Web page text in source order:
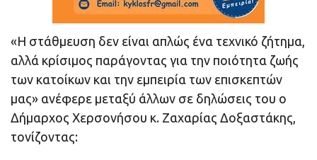
«Η στάθμευση δεν είναι απλώς ένα τεχνικό ζήτημα,
αλλά κρίσιμος παράγοντας για την ποιότητα ζωής
των κατοίκων και την εμπειρία των επισκεπτών
μας» ανέφερε μεταξύ άλλων σε δηλώσεις του ο
Δήμαρχος Χερσονήσου κ. Ζαχαρίας Δοξαστάκης,
τονίζοντας: